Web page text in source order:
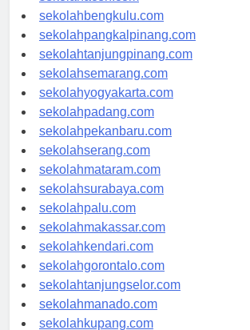
sekolahaceh.com
sekolahbengkulu.com
sekolahpangkalpinang.com
sekolahtanjungpinang.com
sekolahsemarang.com
sekolahyogyakarta.com
sekolahpadang.com
sekolahpekanbaru.com
sekolahserang.com
sekolahmataram.com
sekolahsurabaya.com
sekolahpalu.com
sekolahmakassar.com
sekolahkendari.com
sekolahgorontalo.com
sekolahtanjungselor.com
sekolahmanado.com